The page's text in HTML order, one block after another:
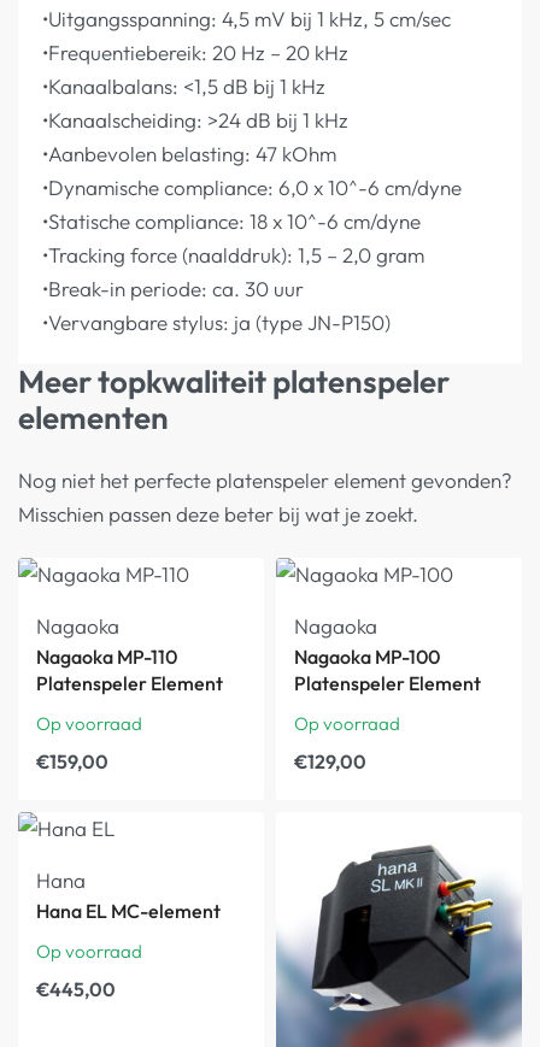
•Uitgangsspanning: 4,5 mV bij 1 kHz, 5 cm/sec
•Frequentiebereik: 20 Hz – 20 kHz
•Kanaalbalans: <1,5 dB bij 1 kHz
•Kanaalscheiding: >24 dB bij 1 kHz
•Aanbevolen belasting: 47 kOhm
•Dynamische compliance: 6,0 x 10^-6 cm/dyne
•Statische compliance: 18 x 10^-6 cm/dyne
•Tracking force (naalddruk): 1,5 – 2,0 gram
•Break-in periode: ca. 30 uur
•Vervangbare stylus: ja (type JN-P150)
Meer topkwaliteit platenspeler
elementen
Nog niet het perfecte platenspeler element gevonden?
Misschien passen deze beter bij wat je zoekt.
Nagaoka
Nagaoka MP-110
Platenspeler Element
Op voorraad
€159,00
Nagaoka
Nagaoka MP-100
Platenspeler Element
Op voorraad
€129,00
Hana
Hana EL MC-element
Op voorraad
€445,00